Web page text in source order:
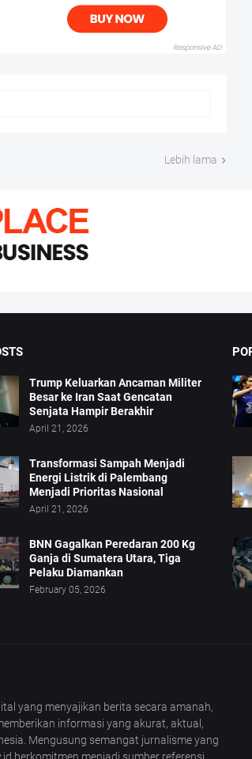
Lebih lama
Trump Keluarkan Ancaman Militer
Besar ke Iran Saat Gencatan
Senjata Hampir Berakhir
April 21, 2026
Transformasi Sampah Menjadi
Energi Listrik di Palembang
Menjadi Prioritas Nasional
April 21, 2026
BNN Gagalkan Peredaran 200 Kg
Ganja di Sumatera Utara, Tiga
Pelaku Diamankan
February 05, 2026
yang menyajikan berita secara amanah,
informasi yang akurat, aktual,
Mengusung semangat jurnalisme yang